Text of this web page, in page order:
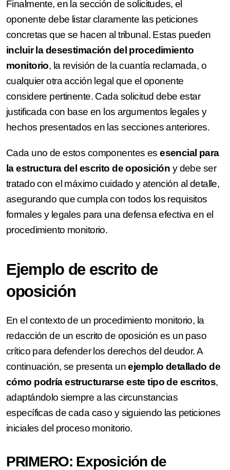
Finalmente, en la sección de solicitudes, el
oponente debe listar claramente las peticiones
concretas que se hacen al tribunal. Estas pueden
incluir la desestimación del procedimiento
monitorio, la revisión de la cuantía reclamada, o
cualquier otra acción legal que el oponente
considere pertinente. Cada solicitud debe estar
justificada con base en los argumentos legales y
hechos presentados en las secciones anteriores.
Cada uno de estos componentes es esencial para
la estructura del escrito de oposición y debe ser
tratado con el máximo cuidado y atención al detalle,
asegurando que cumpla con todos los requisitos
formales y legales para una defensa efectiva en el
procedimiento monitorio.
Ejemplo de escrito de
oposición
En el contexto de un procedimiento monitorio, la
redacción de un escrito de oposición es un paso
crítico para defender los derechos del deudor. A
continuación, se presenta unejemplo detallado de
cómo podría estructurarse este tipo de escritos,
adaptándolo siempre a las circunstancias
específicas de cada caso y siguiendo las peticiones
iniciales del proceso monitorio.
PRIMERO: Exposición de